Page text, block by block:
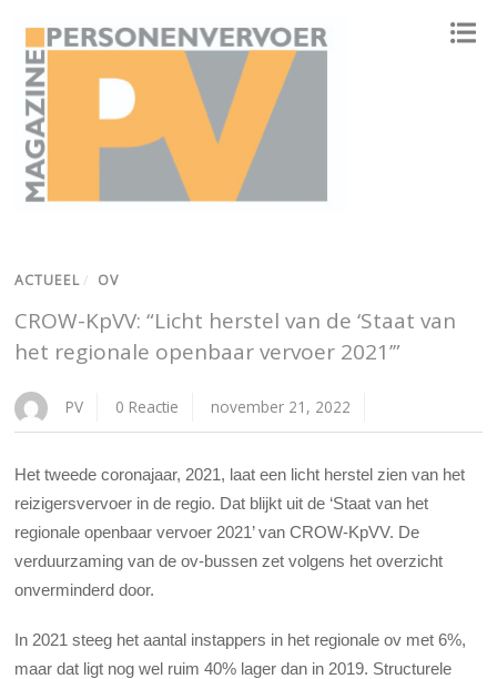
ACTUEEL / OV
CROW-KpVV: “Licht herstel van de ‘Staat van
het regionale openbaar vervoer 2021’”
PV 0 Reactie november 21, 2022
Het tweede coronajaar, 2021, laat een licht herstel zien van het
reizigersvervoer in de regio. Dat blijkt uit de ‘Staat van het
regionale openbaar vervoer 2021’ van CROW-KpVV. De
verduurzaming van de ov-bussen zet volgens het overzicht
onverminderd door.
In 2021 steeg het aantal instappers in het regionale ov met 6%,
maar dat ligt nog wel ruim 40% lager dan in 2019. Structurele